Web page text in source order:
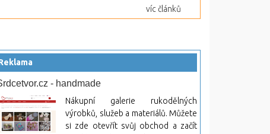
víc článků
- handmade
Nákupní galerie rukodělných
výrobků, služeb a materiálů. Můžete
si zde otevřít svůj obchod a začít